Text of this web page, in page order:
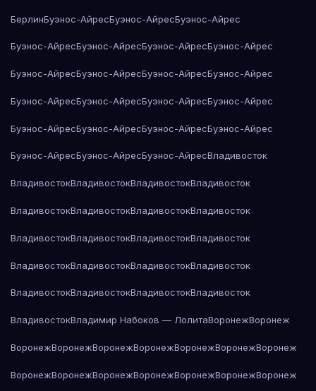
БерлинБуэнос-АйресБуэнос-АйресБуэнос-Айрес
Буэнос-АйресБуэнос-АйресБуэнос-АйресБуэнос-Айрес
Буэнос-АйресБуэнос-АйресБуэнос-АйресБуэнос-Айрес
Буэнос-АйресБуэнос-АйресБуэнос-АйресБуэнос-Айрес
Буэнос-АйресБуэнос-АйресБуэнос-АйресБуэнос-Айрес
Буэнос-АйресБуэнос-АйресБуэнос-АйресВладивосток
ВладивостокВладивостокВладивостокВладивосток
ВладивостокВладивостокВладивостокВладивосток
ВладивостокВладивостокВладивостокВладивосток
ВладивостокВладивостокВладивостокВладивосток
ВладивостокВладивостокВладивостокВладивосток
ВладивостокВладимир Набоков — ЛолитаВоронежВоронеж
ВоронежВоронежВоронежВоронежВоронежВоронежВоронеж
ВоронежВоронежВоронежВоронежВоронежВоронежВоронеж